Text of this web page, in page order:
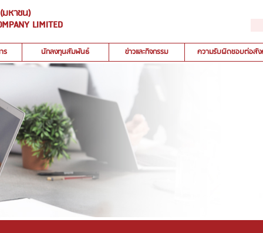
หาชน)
LIMITED
ร นักลงทุนสัมพันธ์ ข่าวและกิจกรรม ความรับผิดชอบต่อสั